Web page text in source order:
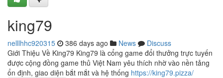
king79
nelllhhc920315 386 days ago News
Discuss
Giới Thiệu Về King79 King79 là cổng game đổi thưởng trực tuyến
được cộng đồng game thủ Việt Nam yêu thích nhờ vào nền tảng
ổn định, giao diện bắt mắt và hệ thống https://king79.pizza/